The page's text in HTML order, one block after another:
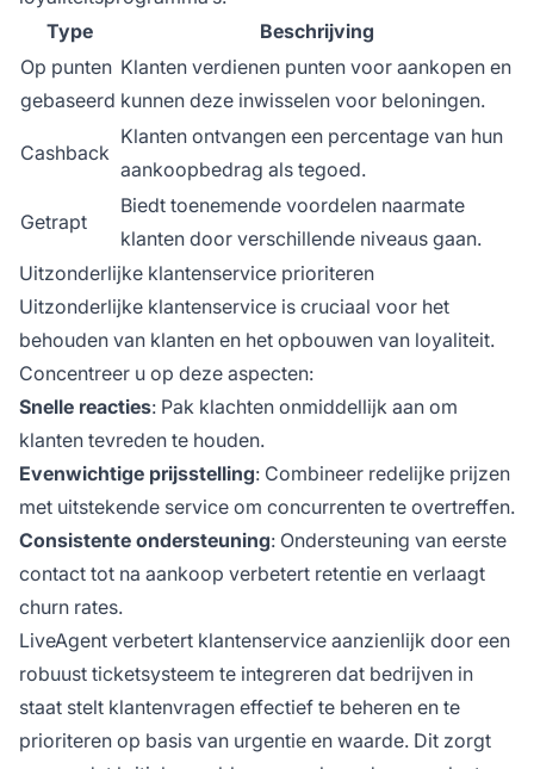
Type
Beschrijving
Op punten
gebaseerd
Klanten verdienen punten voor aankopen en
kunnen deze inwisselen voor beloningen.
Cashback
Klanten ontvangen een percentage van hun
aankoopbedrag als tegoed.
Getrapt
Biedt toenemende voordelen naarmate
klanten door verschillende niveaus gaan.
Uitzonderlijke klantenservice prioriteren
Uitzonderlijke klantenservice is cruciaal voor het
behouden van klanten en het opbouwen van loyaliteit.
Concentreer u op deze aspecten:
Snelle reacties: Pak klachten onmiddellijk aan om
klanten tevreden te houden.
Evenwichtige prijsstelling: Combineer redelijke prijzen
met uitstekende service om concurrenten te overtreffen.
Consistente ondersteuning: Ondersteuning van eerste
contact tot na aankoop verbetert retentie en verlaagt
churn rates.
LiveAgent verbetert klantenservice aanzienlijk door een
robuust ticketsysteem te integreren dat bedrijven in
staat stelt klantenvragen effectief te beheren en te
prioriteren op basis van urgentie en waarde. Dit zorgt